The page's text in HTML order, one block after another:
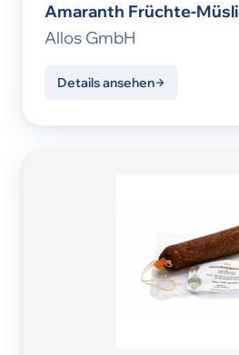
Amaranth Früchte-Müsli
Allos GmbH
Details ansehen